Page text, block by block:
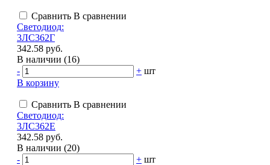
Сравнить В сравнении
Светодиод:
3ЛС362Г
342.58 руб.
В наличии (16)
-
+ шт
В корзину
Сравнить В сравнении
Светодиод:
3ЛС362Е
342.58 руб.
В наличии (20)
-
+ шт